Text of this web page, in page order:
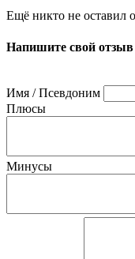
Ещё никто не оставил
Напишите свой отзыв
Имя / Псевдоним
Плюсы
Минусы